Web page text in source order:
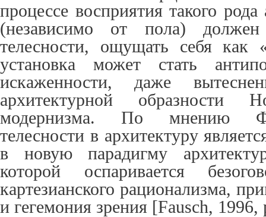
процессе восприятия такого
(независимо от пола)
телесности, ощущать себя как
установка может стать
искаженности, даже
архитектурной образности
модернизма. По мнению
телесности в архитектуру
в новую парадигму
которой оспаривается
картезианского рационализма,
и гегемония зрения [Fausch, 1996,